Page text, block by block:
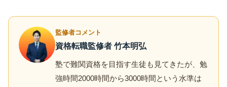
監修者コメント
資格転職監修者 竹本明弘
塾で難関資格を目指す生徒も見てきたが、勉
強時間2000時間から3000時間という水準は